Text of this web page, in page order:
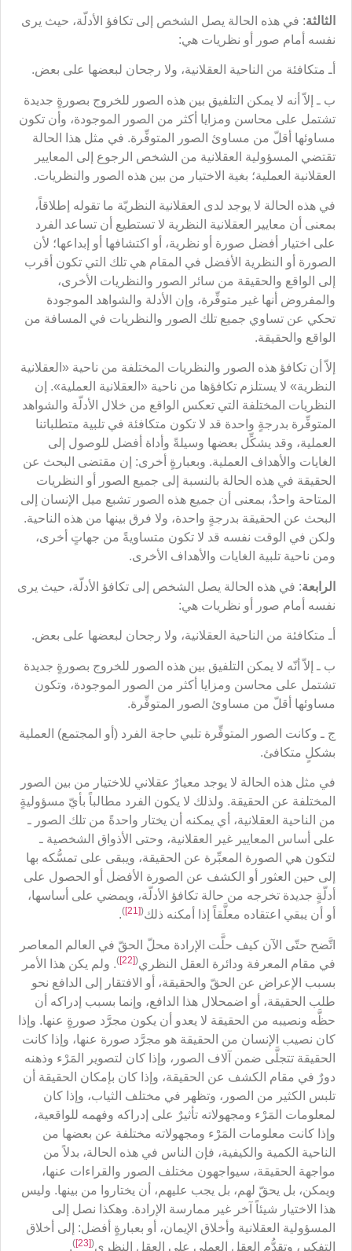
الثالثة: في هذه الحالة يصل الشخص إلى تكافؤ الأدلّة، حيث يرى
نفسه أمام صور أو نظريات هي:
أـ متكافئة من الناحية العقلانية، ولا رجحان لبعضها على بعض.
ب ـ إلاّ أنه لا يمكن التلفيق بين هذه الصور للخروج بصورةٍ جديدة
تشتمل على محاسن ومزايا أكثر من الصور الموجودة، وأن تكون
مساوئها أقلّ من مساوئ الصور المتوفِّرة. في مثل هذا الحالة
تقتضي المسؤولية العقلانية من الشخص الرجوع إلى المعايير
العقلانية العملية؛ بغية الاختيار من بين هذه الصور والنظريات.
في هذه الحالة لا يوجد لدى العقلانية النظريّة ما تقوله إطلاقاً،
بمعنى أن معايير العقلانية النظرية لا تستطيع أن تساعد الفرد
على اختيار أفضل صورة أو نظرية، أو اكتشافها أو إبداعها؛ لأن
الصورة أو النظرية الأفضل في المقام هي تلك التي تكون أقرب
إلى الواقع والحقيقة من سائر الصور والنظريات الأخرى،
والمفروض أنها غير متوفِّرة، وإن الأدلة والشواهد الموجودة
تحكي عن تساوي جميع تلك الصور والنظريات في المسافة من
الواقع والحقيقة.
إلاّ أن تكافؤ هذه الصور والنظريات المختلفة من ناحية «العقلانية
النظرية» لا يستلزم تكافؤها من ناحية «العقلانية العملية». إن
النظريات المختلفة التي تعكس الواقع من خلال الأدلّة والشواهد
المتوفِّرة بدرجةٍ واحدة قد لا تكون متكافئة في تلبية متطلباتنا
العملية، وقد يشكِّل بعضها وسيلةً وأداة أفضل للوصول إلى
الغايات والأهداف العملية. وبعبارةٍ أخرى: إن مقتضى البحث عن
الحقيقة في هذه الحالة بالنسبة إلى جميع الصور أو النظريات
المتاحة واحدٌ، بمعنى أن جميع هذه الصور تشبع ميل الإنسان إلى
البحث عن الحقيقة بدرجةٍ واحدة، ولا فرق بينها من هذه الناحية.
ولكن في الوقت نفسه قد لا تكون متساويةً من جهاتٍ أخرى،
ومن ناحية تلبية الغايات والأهداف الأخرى.
الرابعة: في هذه الحالة يصل الشخص إلى تكافؤ الأدلّة، حيث يرى
نفسه أمام صور أو نظريات هي:
أـ متكافئة من الناحية العقلانية، ولا رجحان لبعضها على بعض.
ب ـ إلاّ أنّه لا يمكن التلفيق بين هذه الصور للخروج بصورةٍ جديدة
تشتمل على محاسن ومزايا أكثر من الصور الموجودة، وتكون
مساوئها أقلّ من مساوئ الصور المتوفِّرة.
ج ـ وكانت الصور المتوفِّرة تلبي حاجة الفرد (أو المجتمع) العملية
بشكلٍ متكافئ.
في مثل هذه الحالة لا يوجد معيارٌ عقلاني للاختيار من بين الصور
المختلفة عن الحقيقة. ولذلك لا يكون الفرد مطالباً بأيّ مسؤوليةٍ
من الناحية العقلانية، أي يمكنه أن يختار واحدةً من تلك الصور ـ
على أساس المعايير غير العقلانية، وحتى الأذواق الشخصية ـ
لتكون هي الصورة المعبِّرة عن الحقيقة، ويبقى على تمسُّكه بها
إلى حين العثور أو الكشف عن الصورة الأفضل أو الحصول على
أدلّةٍ جديدة تخرجه من حالة تكافؤ الأدلّة، ويمضي على أساسها،
أو أن يبقي اعتقاده معلَّقاً إذا أمكنه ذلك(
[21]
)
.
اتَّضح حتّى الآن كيف حلَّت الإرادة محلّ الحقّ في العالم المعاصر
في مقام المعرفة ودائرة العقل النظري(
[22]
). ولم يكن هذا الأمر
بسبب الإعراض عن الحقّ والحقيقة، أو الافتقار إلى الدافع نحو
طلب الحقيقة، أو اضمحلال هذا الدافع، وإنما بسبب إدراكه أن
حظَّه ونصيبه من الحقيقة لا يعدو أن يكون مجرَّد صورةٍ عنها. وإذا
كان نصيب الإنسان من الحقيقة هو مجرَّد صورة عنها، وإذا كانت
الحقيقة تتجلَّى ضمن آلاف الصور، وإذا كان لتصوير المَرْء وذهنه
دورٌ في مقام الكشف عن الحقيقة، وإذا كان بإمكان الحقيقة أن
تلبس الكثير من الصور، وتظهر في مختلف الثياب، وإذا كان
لمعلومات المَرْء ومجهولاته تأثيرٌ على إدراكه وفهمه للواقعية،
وإذا كانت معلومات المَرْء ومجهولاته مختلفة عن بعضها من
الناحية الكمية والكيفية، فإن الناس في هذه الحالة، بدلاً من
مواجهة الحقيقة، سيواجهون مختلف الصور والقراءات عنها،
ويمكن، بل يحقّ لهم، بل يجب عليهم، أن يختاروا من بينها. وليس
هذا الاختيار شيئاً آخر غير ممارسة الإرادة. وهكذا نصل إلى
المسؤولية العقلانية وأخلاق الإيمان، أو بعبارةٍ أفضل: إلى أخلاق
التفكير، وتقدُّم العقل العملي على العقل النظري(
[23]
)
.